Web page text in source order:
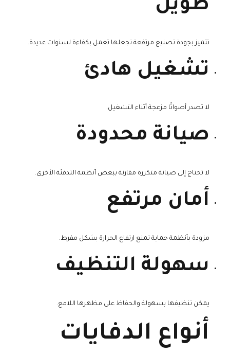
طويل
تتميز بجودة تصنيع مرتفعة تجعلها تعمل بكفاءة لسنوات عديدة.
تشغيل هادئ
لا تصدر أصواتًا مزعجة أثناء التشغيل.
صيانة محدودة
لا تحتاج إلى صيانة متكررة مقارنة ببعض أنظمة التدفئة الأخرى.
أمان مرتفع
مزودة بأنظمة حماية تمنع ارتفاع الحرارة بشكل مفرط.
سهولة التنظيف
يمكن تنظيفها بسهولة والحفاظ على مظهرها اللامع.
أنواع الدفايات